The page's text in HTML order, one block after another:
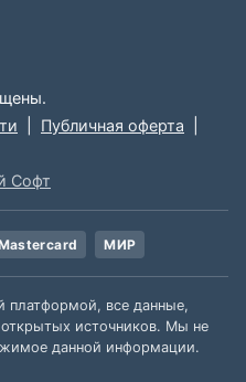
Публичная оферта
Софт
МИР
платформой, все данные,
источников. Мы не
данной информации.